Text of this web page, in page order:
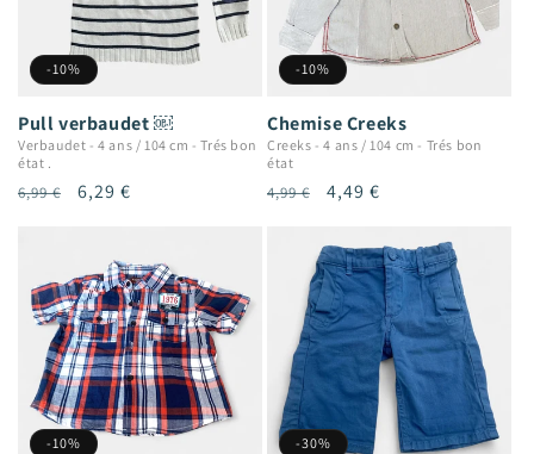
-10%
Pull verbaudet ￼
Verbaudet -4 ans / 104 cm -Trés bon
état .
Prix
6,99 €
Prix
6,29 €
-10%
Chemise Creeks
Creeks -4 ans / 104 cm - Trés bon
état
Prix
4,99 €
Prix
4,49 €
-10% -30%